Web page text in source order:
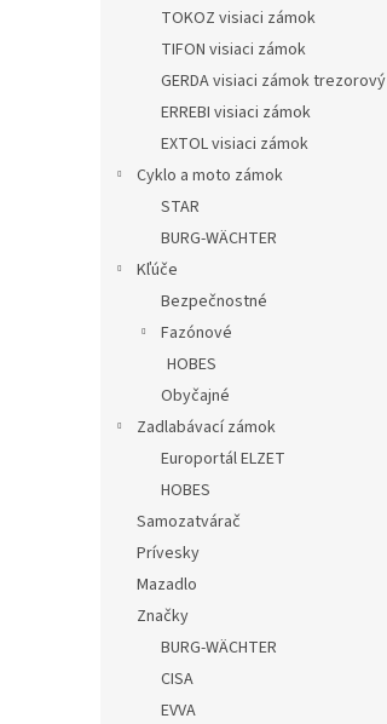
TOKOZ visiaci zámok
TIFON visiaci zámok
GERDA visiaci zámok trezorový
ERREBI visiaci zámok
EXTOL visiaci zámok
Cyklo a moto zámok
STAR
BURG-WÄCHTER
Kľúče
Bezpečnostné
Fazónové
HOBES
Obyčajné
Zadlabávací zámok
Europortál ELZET
HOBES
Samozatvárač
Prívesky
Mazadlo
Značky
BURG-WÄCHTER
CISA
EVVA